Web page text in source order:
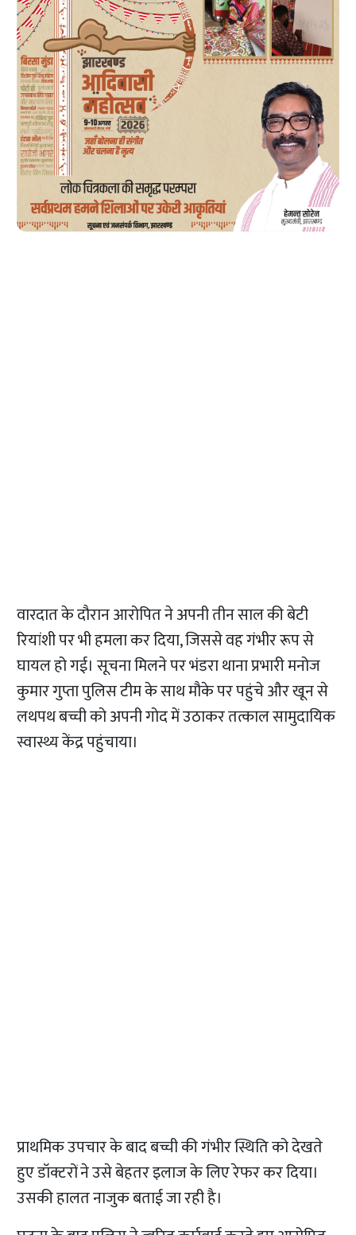
वारदात के दौरान आरोपित ने अपनी तीन साल की बेटी
रियांशी पर भी हमला कर दिया, जिससे वह गंभीर रूप से
घायल हो गई। सूचना मिलने पर भंडरा थाना प्रभारी मनोज
कुमार गुप्ता पुलिस टीम के साथ मौके पर पहुंचे और खून से
लथपथ बच्ची को अपनी गोद में उठाकर तत्काल सामुदायिक
स्वास्थ्य केंद्र पहुंचाया।
प्राथमिक उपचार के बाद बच्ची की गंभीर स्थिति को देखते
हुए डॉक्टरों ने उसे बेहतर इलाज के लिए रेफर कर दिया।
उसकी हालत नाजुक बताई जा रही है।